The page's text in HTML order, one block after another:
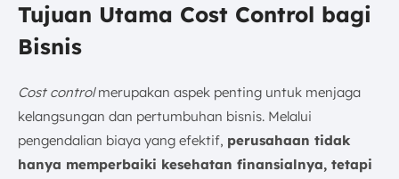
Tujuan Utama Cost Control bagi
Bisnis
Cost controlmerupakan aspek penting untuk menjaga
kelangsungan dan pertumbuhan bisnis. Melalui
pengendalian biaya yang efektif, perusahaan tidak
hanya memperbaiki kesehatan finansialnya, tetapi